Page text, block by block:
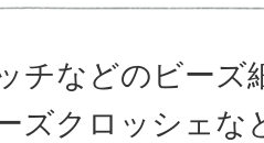
チなどのビーズ
ズクロッシェな